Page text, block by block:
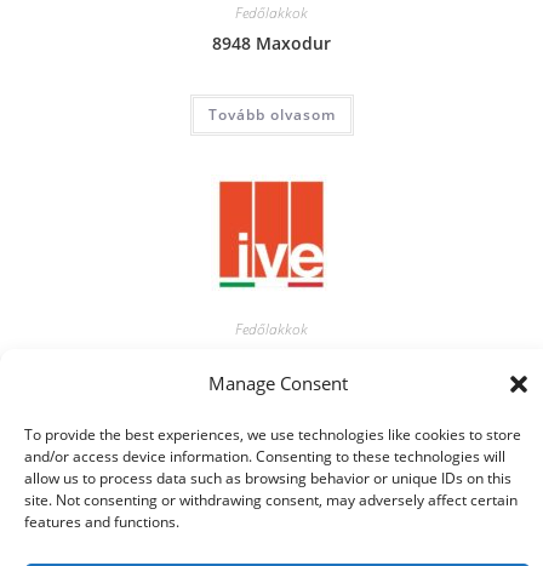
Manage Consent
To provide the best experiences, we use technologies like cookies to store
and/or access device information. Consenting to these technologies will
allow us to process data such as browsing behavior or unique IDs on this
site. Not consenting or withdrawing consent, may adversely affect certain
features and functions.
Fedőlakkok
8948 Maxodur
Tovább olvasom
Fedőlakkok
Tovább olvasom